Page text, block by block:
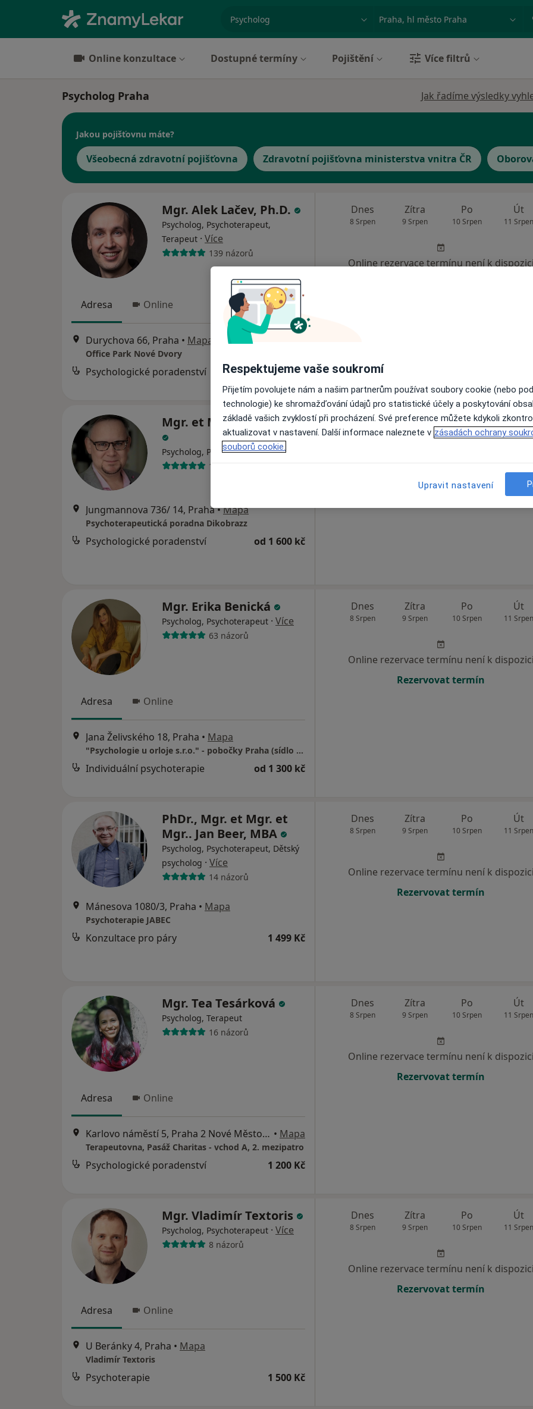
Město nebo region
Online konzultace Dostupné termíny Pojištění Více filtrů
Psycholog Praha Jak řadíme výsledky
Jakou pojišťovnu máte?
Všeobecná zdravotní pojišťovna Zdravotní pojišťovna ministerstva vnitra ČR
Mgr. Alek Lačev, Ph.D.
Psycholog, Psychoterapeut,
Terapeut · Více
139 názorů
Adresa Online
Durychova 66, Praha • Mapa
Office Park Nové Dvory
Psychologické poradenství 1 600 Kč
Dnes
8 Srpen
Zítra
9 Srpen
Po
10 Srpen
Út
11 Srpen
Online rezervace termínu není k dispozici
Mgr. et Mgr. Jan Roušal
Psycholog, Psychoterapeut·Více
196 názorů
Jungmannova 736/ 14, Praha•Mapa
Psychoterapeutická poradna Dikobrazz
Psychologické poradenství od 1 600 kč
Dnes
8 Srpen
Zítra
9 Srpen
Po
10 Srpen
Út
11
Online rezervace termínu není k
Mgr. Erika Benická
Psycholog, Psychoterapeut · Více
63 názorů
Adresa Online
Jana Želivského 18, Praha • Mapa
"Psychologie u orloje s.r.o." - pobočky Praha (sídlo společnosti)
Individuální psychoterapie od 1 300 kč
Dnes
8 Srpen
Zítra
9 Srpen
Po
10 Srpen
Út
11 Srpen
Online rezervace termínu není k dispozici
Rezervovat termín
PhDr., Mgr. et Mgr. et
Mgr.. Jan Beer, MBA
Psycholog, Psychoterapeut, Dětský
psycholog · Více
14 názorů
Mánesova 1080/3, Praha • Mapa
Psychoterapie JABEC
Konzultace pro páry 1 499 Kč
Dnes
8 Srpen
Zítra
9 Srpen
Po
10 Srpen
Út
11 Srpen
Online rezervace termínu není k dispozici
Rezervovat termín
Mgr. Tea Tesárková
Psycholog, Terapeut
16 názorů
Adresa Online
Karlovo náměstí 5, Praha 2 Nové Město, Praha • Mapa
Terapeutovna, Pasáž Charitas - vchod A, 2. mezipatro
Psychologické poradenství 1 200 Kč
Dnes
8 Srpen
Zítra
9 Srpen
Po
10 Srpen
Út
11 Srpen
Online rezervace termínu není k dispozici
Rezervovat termín
Mgr. Vladimír Textoris
Psycholog, Psychoterapeut · Více
8 názorů
Adresa Online
U Beránky 4, Praha • Mapa
Vladimír Textoris
Psychoterapie 1 500 Kč
Dnes
8 Srpen
Zítra
9 Srpen
Po
10 Srpen
Út
11 Srpen
Online rezervace termínu není k dispozici
Rezervovat termín
Respektujeme vaše soukromí
Přijetím povolujete nám a našim partnerům používat soubory cookie (nebo
technologie) ke shromažďování údajů pro statistické účely a poskytování
základě vašich zvyklostí při procházení. Své preference můžete kdykoli
aktualizovat v nastavení. Další informace naleznete v zásadách ochrany
souborů cookie.
Upravit nastavení